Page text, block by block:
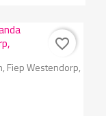
Fiep Westendorp,
favorite_border